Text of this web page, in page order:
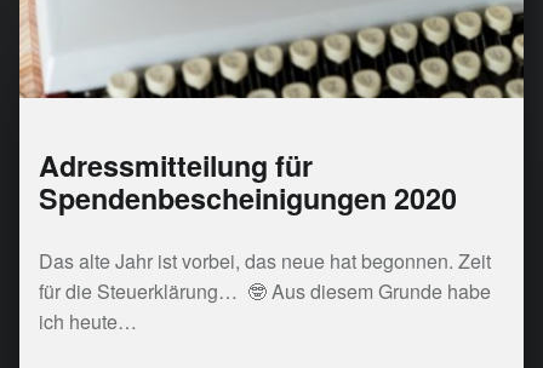
Adressmitteilung für
Spendenbescheinigungen 2020
Das alte Jahr ist vorbei, das neue hat begonnen. Zeit
für die Steuerklärung… 🤓 Aus diesem Grunde habe
ich heute…